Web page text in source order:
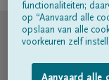
functionaliteiten;
op “Aanvaard alle
opslaan van alle
voorkeuren zelf